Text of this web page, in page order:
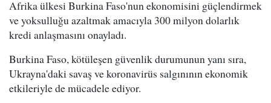
Afrika ülkesi Burkina Faso'nun ekonomisini güçlendirmek
ve yoksulluğu azaltmak amacıyla 300 milyon dolarlık
kredi anlaşmasını onayladı.
Burkina Faso, kötüleşen güvenlik durumunun yanı sıra,
Ukrayna'daki savaş ve koronavirüs salgınının ekonomik
etkileriyle de mücadele ediyor.